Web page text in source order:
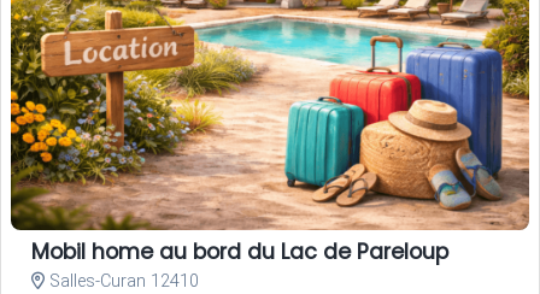
Mobil home au bord du Lac de Pareloup
Salles-Curan 12410